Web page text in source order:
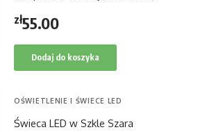
zł55.00
Dodaj do koszyka
OŚWIETLENIE I ŚWIECE LED
Świeca LED w Szkle Szara